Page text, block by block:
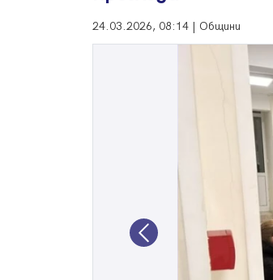
24.03.2026, 08:14 | Общини
Previous